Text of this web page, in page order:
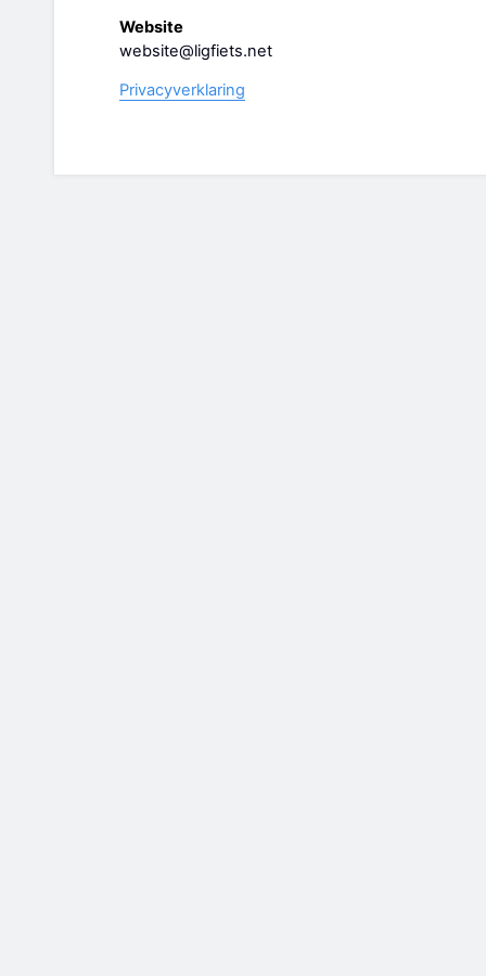
Website
website@ligfiets.net
Privacyverklaring